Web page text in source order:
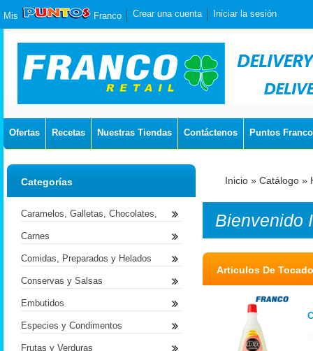
Mis Franco Crear una cuenta Iniciar la sesión
Ofertas Recetas Nuestras Tiendas Contáctenos Puntos Franco
Inicio » Catálogo »
Bienvenido
Articulos De
Categorías
Caramelos, Galletas, Chocolates,
Carnes
Comidas, Preparados y Helados
Conservas y Salsas
Embutidos
Especies y Condimentos
Frutas y Verduras